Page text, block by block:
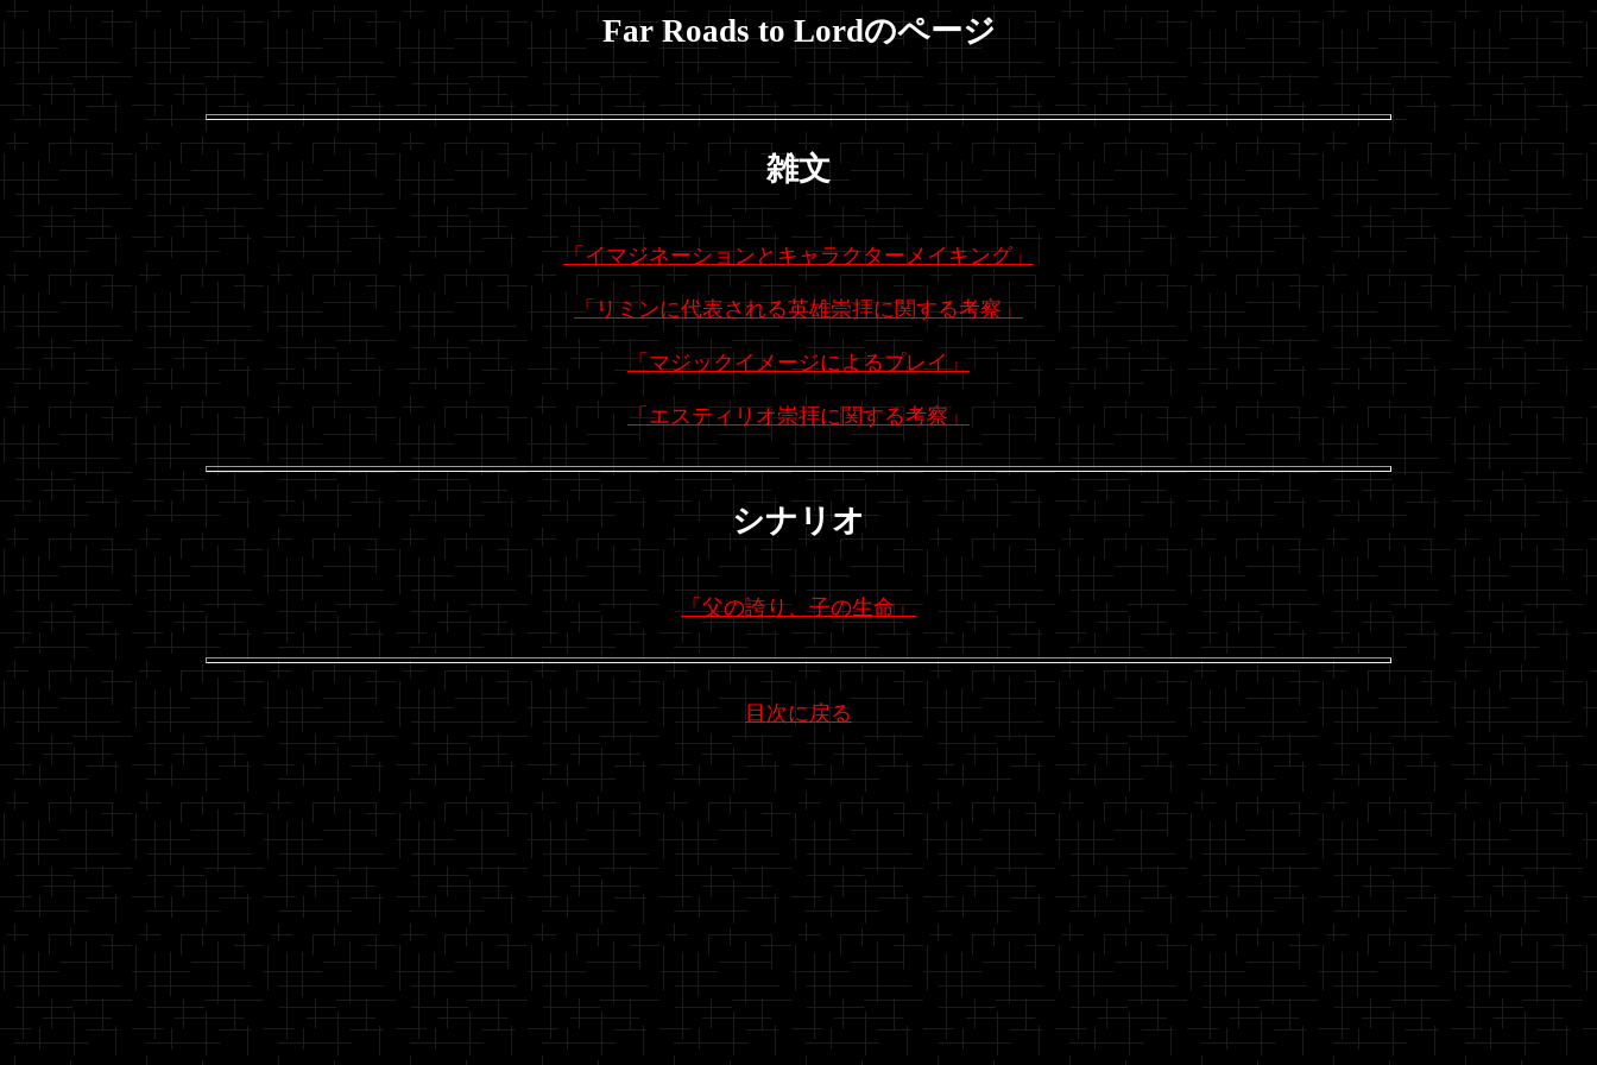
Far Roads to Lordのページ
雑文
「イマジネーションとキャラクターメイキング」
「リミンに代表される英雄崇拝に関する考察」
「マジックイメージによるプレイ」
「エスティリオ崇拝に関する考察」
シナリオ
「父の誇り、子の生命」
目次に戻る